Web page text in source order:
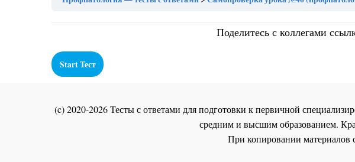
Поделитесь с коллегами
(c) 2020-2026 Тесты с ответами для подготовки к первичной
средним и высшим образованием.
При копировании материалов